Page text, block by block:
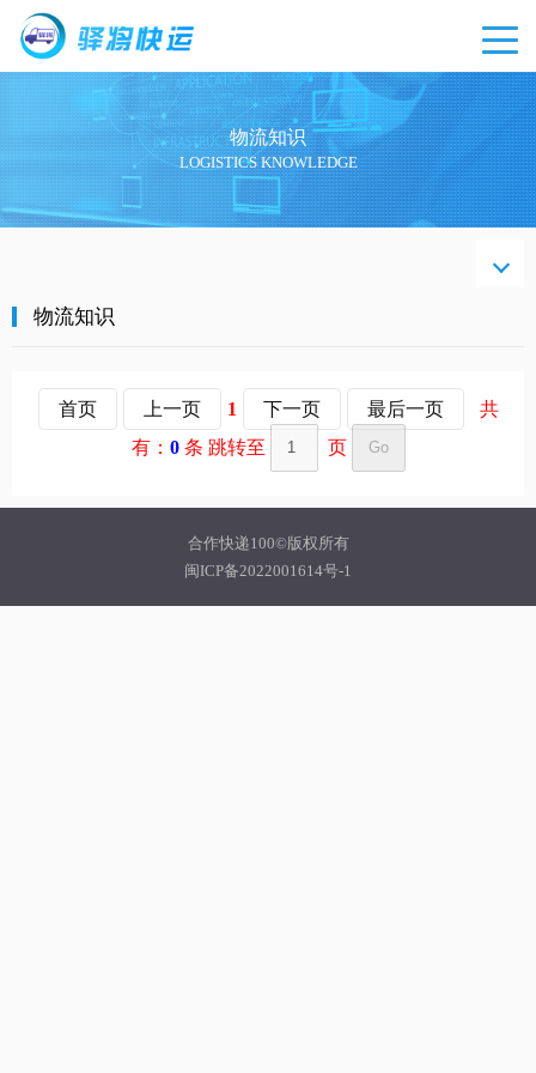
物流知识
LOGISTICS KNOWLEDGE
知识
物流知识
首页 上一页 1 下一页 最后一页
共
有： 0条 跳转至 页
合作快递100©版权所有
闽ICP备2022001614号-1